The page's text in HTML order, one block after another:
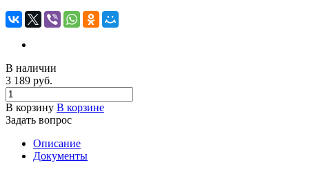
В наличии
3 189 руб.
В корзину В корзине
Задать вопрос
Описание
Документы